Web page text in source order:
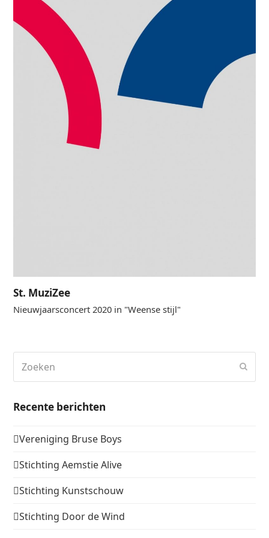
St. MuziZee
Nieuwjaarsconcert 2020 in "Weense stijl"
Recente berichten
Vereniging Bruse Boys
Stichting Aemstie Alive
Stichting Kunstschouw
Stichting Door de Wind